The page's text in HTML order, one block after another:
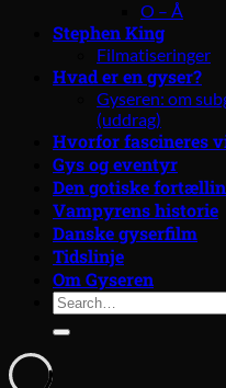
O – Å
Stephen King
Filmatiseringer
Hvad er en gyser?
Gyseren: om
(uddrag)
Hvorfor fascineres
Gys og eventyr
Den gotiske
Vampyrens historie
Danske gyserfilm
Tidslinje
Om Gyseren